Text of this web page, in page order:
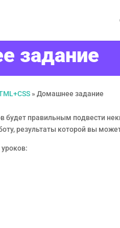
задание
»Домашнее задание
будет правильным подвести
результаты которой вы